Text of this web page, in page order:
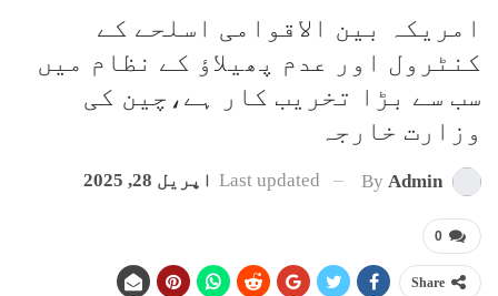
امریکہ بین الاقوامی اسلحے کے
کنٹرول اور عدم پھیلاؤ کے نظام میں
سب سے بڑا تخریب کار ہے،چین کی
وزارت خارجہ
By Admin
Last updated اپریل 28, 2025
0
Share